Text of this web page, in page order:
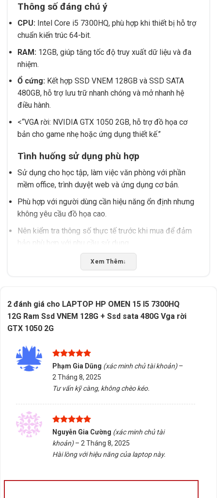
Thông số đáng chú ý
CPU: Intel Core i5 7300HQ, phù hợp khi thiết bị hỗ trợ
chuẩn kiến trúc 64-bit.
RAM: 12GB, giúp tăng tốc độ truy xuất dữ liệu và đa
nhiệm.
Ổ cứng: Kết hợp SSD VNEM 128GB và SSD SATA
480GB, hỗ trợ lưu trữ nhanh chóng và mở nhanh hệ
điều hành.
< VGA rời: NVIDIA GTX 1050 2GB, hỗ trợ đồ họa cơ
bản cho game nhẹ hoặc ứng dụng thiết kế.
Tình huống sử dụng phù hợp
Sử dụng cho học tập, làm việc văn phòng với phần
mềm office, trình duyệt web và ứng dụng cơ bản.
Phù hợp với người dùng cần hiệu năng ổn định nhưng
không yêu cầu đồ họa cao.
Nên kiểm tra thông số thực tế trước khi mua để đảm
bảo phù hợp với nhu cầu sử dụng.
Lưu ý khi sử dụng
Kết nối nguồn điện ổn định và sử dụng cáp nguồn
Nếu bạn đang tìm mua laptop tại Buôn Ma Thuột, Đắk
Lắk, Tấn Phát AD sẵn sàng hỗ trợ tư vấn chọn đúng
sản phẩm, kiểm tra tương thích và cung cấp dịch vụ
chóng!
Rate this product
Bấm 5 sao để ủng hộ shop
Xem Thêm↓
2 đánh giá cho LAPTOP HP OMEN 15 I5 7300HQ
12G Ram Ssd VNEM 128G + Ssd sata 480G Vga rời
GTX 1050 2G
Được xếp
hạng
sao
Phạm Gia Dũng (xác minh chủ tài khoản) –
2 Tháng 8, 2025
Tư vấn kỹ càng, không chèo kéo.
Được xếp
hạng
sao
Nguyễn Gia Cường (xác minh chủ tài
khoản) – 2 Tháng 8, 2025
Hài lòng với hiệu năng của laptop này.